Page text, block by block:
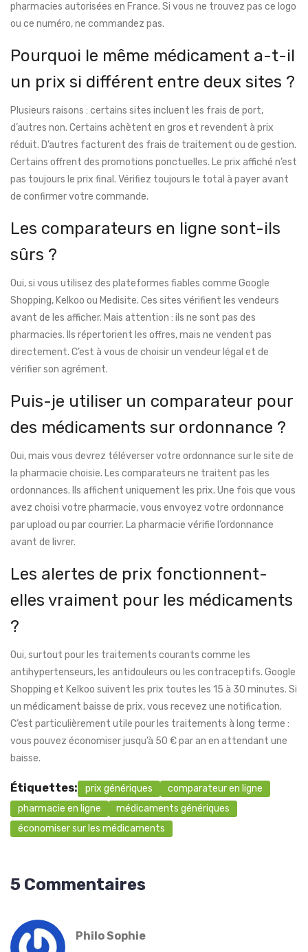
pharmacies autorisées en France. Si vous ne trouvez pas ce logo
ou ce numéro, ne commandez pas.
Pourquoi le même médicament a-t-il
un prix si différent entre deux sites ?
Plusieurs raisons : certains sites incluent les frais de port,
d’autres non. Certains achètent en gros et revendent à prix
réduit. D’autres facturent des frais de traitement ou de gestion.
Certains offrent des promotions ponctuelles. Le prix affiché n’est
pas toujours le prix final. Vérifiez toujours le total à payer avant
de confirmer votre commande.
Les comparateurs en ligne sont-ils
sûrs ?
Oui, si vous utilisez des plateformes fiables comme Google
Shopping, Kelkoo ou Medisite. Ces sites vérifient les vendeurs
avant de les afficher. Mais attention : ils ne sont pas des
pharmacies. Ils répertorient les offres, mais ne vendent pas
directement. C’est à vous de choisir un vendeur légal et de
vérifier son agrément.
Puis-je utiliser un comparateur pour
des médicaments sur ordonnance ?
Oui, mais vous devrez téléverser votre ordonnance sur le site de
la pharmacie choisie. Les comparateurs ne traitent pas les
ordonnances. Ils affichent uniquement les prix. Une fois que vous
avez choisi votre pharmacie, vous envoyez votre ordonnance
par upload ou par courrier. La pharmacie vérifie l’ordonnance
avant de livrer.
Les alertes de prix fonctionnent-
elles vraiment pour les médicaments
?
Oui, surtout pour les traitements courants comme les
antihypertenseurs, les antidouleurs ou les contraceptifs. Google
Shopping et Kelkoo suivent les prix toutes les 15 à 30 minutes. Si
un médicament baisse de prix, vous recevez une notification.
C’est particulièrement utile pour les traitements à long terme :
vous pouvez économiser jusqu’à 50 € par an en attendant une
baisse.
Étiquettes: prix génériques
comparateur en ligne
pharmacie en ligne
médicaments génériques
économiser sur les médicaments
5 Commentaires
Philo Sophie